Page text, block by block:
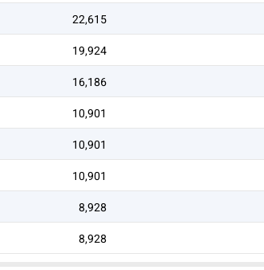
22,615
19,924
16,186
10,901
10,901
10,901
8,928
8,928